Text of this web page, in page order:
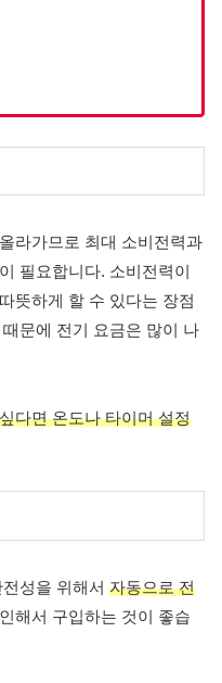
라가므로 최대 소비전력과
필요합니다. 소비전력이
뜻하게 할 수 있다는 장점
문에 전기 요금은 많이 나
다면 온도나 타이머 설정
성을 위해서 자동으로 전
해서 구입하는 것이 좋습